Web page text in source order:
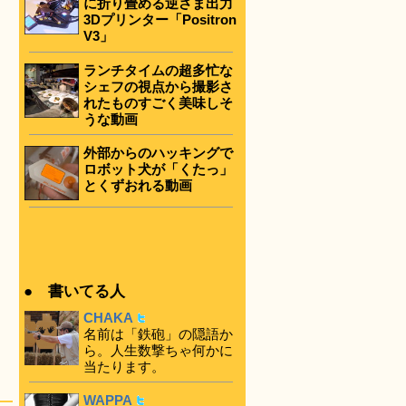
に折り畳める逆さま出力
3Dプリンター「Positron
V3」
ランチタイムの超多忙な
シェフの視点から撮影さ
れたものすごく美味しそ
うな動画
外部からのハッキングで
ロボット犬が「くたっ」
とくずおれる動画
● 書いてる人
CHAKA
名前は「鉄砲」の隠語か
ら。人生数撃ちゃ何かに
当たります。
WAPPA